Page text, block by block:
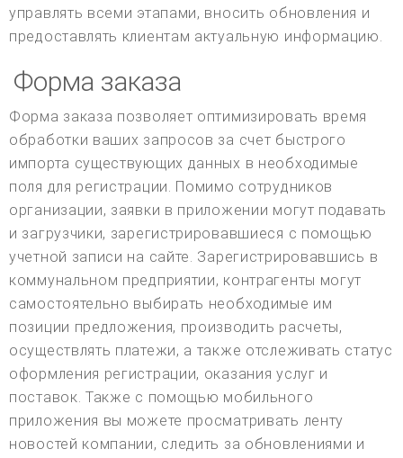
управлять всеми этапами, вносить обновления и
предоставлять клиентам актуальную информацию.
Форма заказа
Форма заказа позволяет оптимизировать время
обработки ваших запросов за счет быстрого
импорта существующих данных в необходимые
поля для регистрации. Помимо сотрудников
организации, заявки в приложении могут подавать
и загрузчики, зарегистрировавшиеся с помощью
учетной записи на сайте. Зарегистрировавшись в
коммунальном предприятии, контрагенты могут
самостоятельно выбирать необходимые им
позиции предложения, производить расчеты,
осуществлять платежи, а также отслеживать статус
оформления регистрации, оказания услуг и
поставок. Также с помощью мобильного
приложения вы можете просматривать ленту
новостей компании, следить за обновлениями и